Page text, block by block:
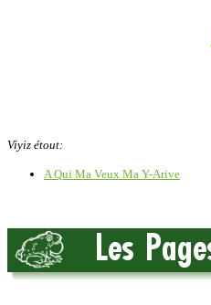
Viyiz étout:
A Qui Ma Veux Ma Y-Arive